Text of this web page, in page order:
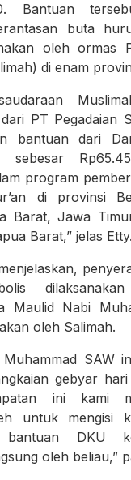
Bantuan
buta
oleh ormas
di enam
PT Pegadaian
bantuan dari
sebesar
program
di provinsi
Barat, Jawa
Barat,” jelas Etty.
Maulid Nabi
oleh Salimah.
SAW
gebyar
ini kami
untuk mengisi
bantuan DKU
oleh beliau,”